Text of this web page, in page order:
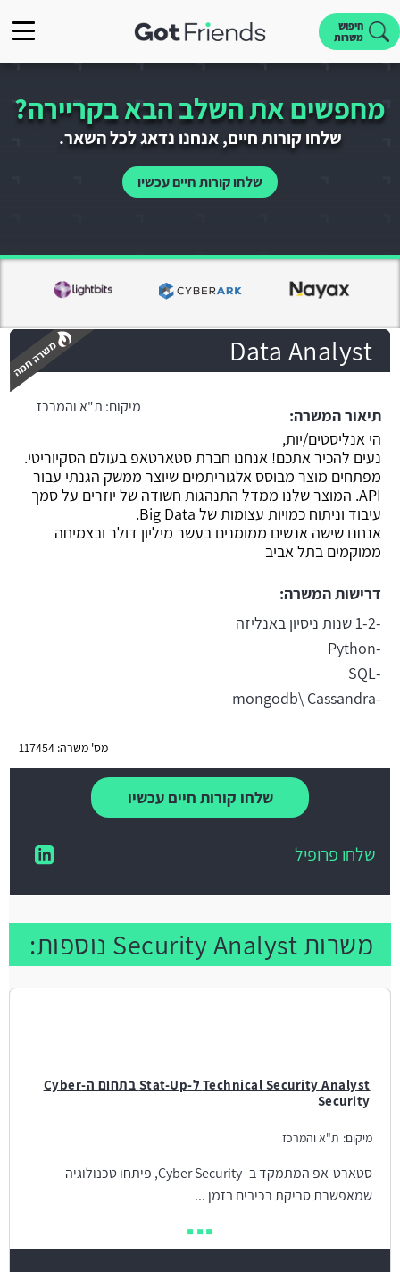
חיפוש
משרות
מחפשים את השלב הבא בקריירה?
שלחו קורות חיים, אנחנו נדאג לכל השאר.
שלחו קורות חיים עכשיו
Data Analyst
מיקום: ת"א והמרכז
תיאור המשרה:
הי אנליסטים/יות,
נעים להכיר אתכם! אנחנו חברת סטארטאפ בעולם הסקיוריטי.
מפתחים מוצר מבוסס אלגוריתמים שיוצר ממשק הגנתי עבור
API. המוצר שלנו ממדל התנהגות חשודה של יוזרים על סמך
עיבוד וניתוח כמויות עצומות של Big Data.
אנחנו שישה אנשים ממומנים בעשר מיליון דולר ובצמיחה
ממוקמים בתל אביב
דרישות המשרה:
-1-2 שנות ניסיון באנליזה
-Python
-SQL
-mongodb\ Cassandra
מס' משרה: 117454
שלחו קורות חיים עכשיו
שלחו פרופיל
משרות Security Analyst נוספות:
Technical Security Analyst ל-Stat-Up בתחום ה-Cyber
Security
מיקום: ת"א והמרכז
סטארט-אפ המתמקד ב- Cyber Security, פיתחו טכנולוגיה
שמאפשרת סריקת רכיבים בזמן ...